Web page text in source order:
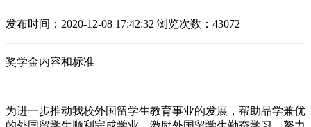
发布时间：2020-12-08 17:42:32 浏览次数：43072
奖学金内容和标准
为进一步推动我校外国留学生教育事业的发展，帮助品学兼优